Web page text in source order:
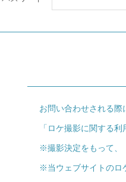
お問い合わせされる際
「ロケ撮影に関する
※撮影決定をもって、
※当ウェブサイトのロ